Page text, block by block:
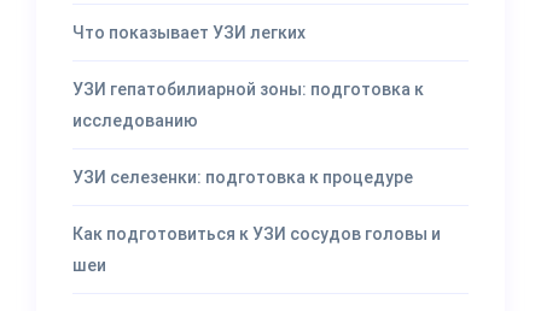
Что показывает УЗИ легких
УЗИ гепатобилиарной зоны: подготовка к
исследованию
УЗИ селезенки: подготовка к процедуре
Как подготовиться к УЗИ сосудов головы и
шеи